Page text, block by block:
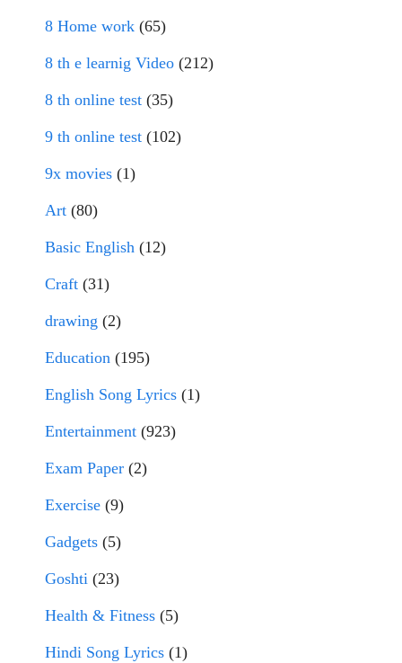
8 Home work (65)
8 th e learnig Video (212)
8 th online test (35)
9 th online test (102)
9x movies (1)
Art (80)
Basic English (12)
Craft (31)
drawing (2)
Education (195)
English Song Lyrics (1)
Entertainment (923)
Exam Paper (2)
Exercise (9)
Gadgets (5)
Goshti (23)
Health & Fitness (5)
Hindi Song Lyrics (1)